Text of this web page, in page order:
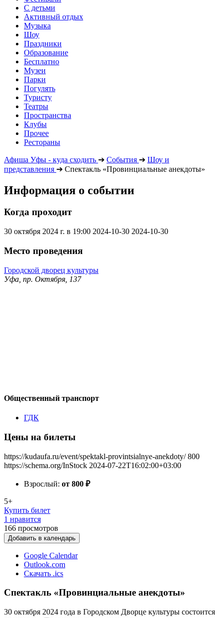
С детьми
Активный отдых
Музыка
Шоу
Праздники
Образование
Бесплатно
Музеи
Парки
Погулять
Туристу
Театры
Пространства
Клубы
Прочее
Рестораны
Афиша Уфы - куда сходить ➔ События ➔ Шоу и
представления ➔ Спектакль «Провинциальные анекдоты»
Информация о событии
Когда проходит
30 октября 2024 г. в 19:00 2024-10-30 2024-10-30
Место проведения
Городской дворец культуры
Уфа, пр. Октября, 137
Общественный транспорт
ГДК
Цены на билеты
https://kudaufa.ru/event/spektakl-provintsialnye-anekdoty/ 800
https://schema.org/InStock 2024-07-22T16:02:00+03:00
Взрослый: от 800 ₽
5+
Купить билет
1 нравится
166 просмотров
Добавить в календарь
Google Calendar
Outlook.com
Скачать .ics
Спектакль «Провинциальные анекдоты»
30 октября 2024 года в Городском Дворце культуры состоится